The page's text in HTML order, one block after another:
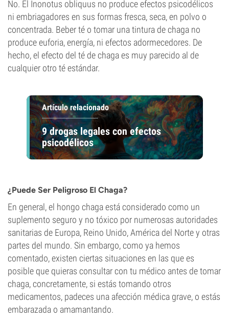
No. El Inonotus obliquus no produce efectos psicodélicos
ni embriagadores en sus formas fresca, seca, en polvo o
concentrada. Beber té o tomar una tintura de chaga no
produce euforia, energía, ni efectos adormecedores. De
hecho, el efecto del té de chaga es muy parecido al de
cualquier otro té estándar.
Artículo relacionado
9 drogas legales con efectos
psicodélicos
¿Puede Ser Peligroso El Chaga?
En general, el hongo chaga está considerado como un
suplemento seguro y no tóxico por numerosas autoridades
sanitarias de Europa, Reino Unido, América del Norte y otras
partes del mundo. Sin embargo, como ya hemos
comentado, existen ciertas situaciones en las que es
posible que quieras consultar con tu médico antes de tomar
chaga, concretamente, si estás tomando otros
medicamentos, padeces una afección médica grave, o estás
embarazada o amamantando.